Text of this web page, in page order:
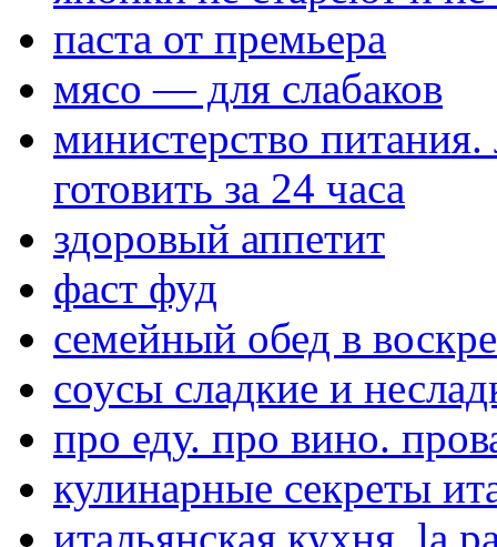
паста от премьера
мясо — для слабаков
министерство
готовить за 24 часа
здоровый аппетит
фаст фуд
семейный обед в
соусы сладкие и
про еду. про вино.
кулинарные секреты